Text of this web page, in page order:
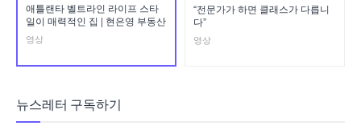
애틀랜타 벨트라인 라이프 스타
일이 매력적인 집 | 현은영 부동산
영상
“전문가가 하면 클래스가 다릅니
다”
영상
뉴스레터 구독하기